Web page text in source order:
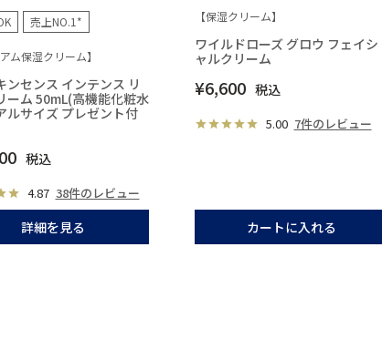
売上NO.1*
ム保湿クリーム】
ンセンス インテンス リ
ーム 50mL(高機能化粧水
ルサイズ プレゼント付
税込
4.87 38件のレビュー
詳細を見る
【保湿クリーム】
ワイルドローズ グロウ フェイシ
ャルクリーム
¥6,600 税込
5.00 7件のレビュー
カートに入れる